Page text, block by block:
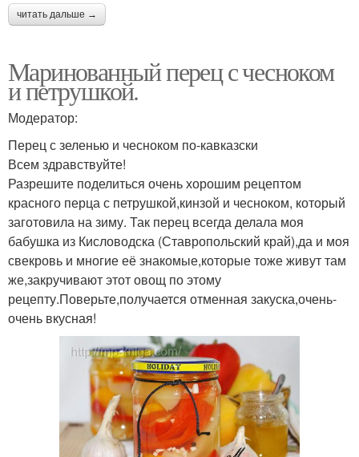
читать дальше →
Маринованный перец с чесноком
и петрушкой.
Модератор:
Перец с зеленью и чесноком по-кавказски
Всем здравствуйте!
Разрешите поделиться очень хорошим рецептом
красного перца с петрушкой,кинзой и чесноком, который
заготовила на зиму. Так перец всегда делала моя
бабушка из Кисловодска (Ставропольский край),да и моя
свекровь и многие её знакомые,которые тоже живут там
же,закручивают этот овощ по этому
рецепту.Поверьте,получается отменная закуска,очень-
очень вкусная!